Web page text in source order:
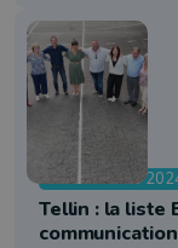
Communales
Tellin : la liste